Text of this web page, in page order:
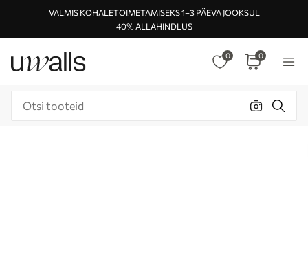
VALMIS KOHALETOIMETAMISEKS 1–3 PÄEVA JOOKSUL
40% ALLAHINDLUS
0 0